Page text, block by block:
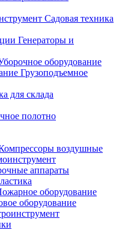
Садовая техника
Генераторы и
оборудование
Грузоподъемное
для склада
полотно
воздушные
аппараты
оборудование
оборудование